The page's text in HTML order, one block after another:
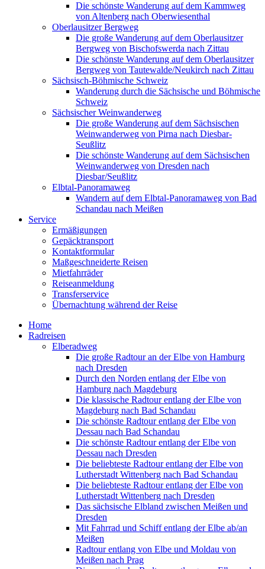
Die schönste Wanderung auf dem Kammweg
von Altenberg nach Oberwiesenthal
Oberlausitzer Bergweg
Die große Wanderung auf dem Oberlausitzer
Bergweg von Bischofswerda nach Zittau
Die schönste Wanderung auf dem Oberlausitzer
Bergweg von Tautewalde/Neukirch nach Zittau
Sächsisch-Böhmische Schweiz
Wanderung durch die Sächsische und Böhmische
Schweiz
Sächsischer Weinwanderweg
Die große Wanderung auf dem Sächsischen
Weinwanderweg von Pirna nach Diesbar-
Seußlitz
Die schönste Wanderung auf dem Sächsischen
Weinwanderweg von Dresden nach
Diesbar/Seußlitz
Elbtal-Panoramaweg
Wandern auf dem Elbtal-Panoramaweg von Bad
Schandau nach Meißen
Service
Ermäßigungen
Gepäcktransport
Kontaktformular
Maßgeschneiderte Reisen
Mietfahrräder
Reiseanmeldung
Transferservice
Übernachtung während der Reise
Home
Radreisen
Elberadweg
Die große Radtour an der Elbe von Hamburg
nach Dresden
Durch den Norden entlang der Elbe von
Hamburg nach Magdeburg
Die klassische Radtour entlang der Elbe von
Magdeburg nach Bad Schandau
Die schönste Radtour entlang der Elbe von
Dessau nach Bad Schandau
Die schönste Radtour entlang der Elbe von
Dessau nach Dresden
Die beliebteste Radtour entlang der Elbe von
Lutherstadt Wittenberg nach Bad Schandau
Die beliebteste Radtour entlang der Elbe von
Lutherstadt Wittenberg nach Dresden
Das sächsische Elbland zwischen Meißen und
Dresden
Mit Fahrrad und Schiff entlang der Elbe ab/an
Meißen
Radtour entlang von Elbe und Moldau von
Meißen nach Prag